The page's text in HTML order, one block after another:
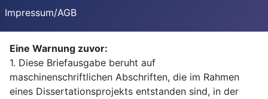
Impressum/AGB
Eine Warnung zuvor:
1. Diese Briefausgabe beruht auf
maschinenschriftlichen Abschriften, die im Rahmen
eines Dissertationsprojekts entstanden sind, in der